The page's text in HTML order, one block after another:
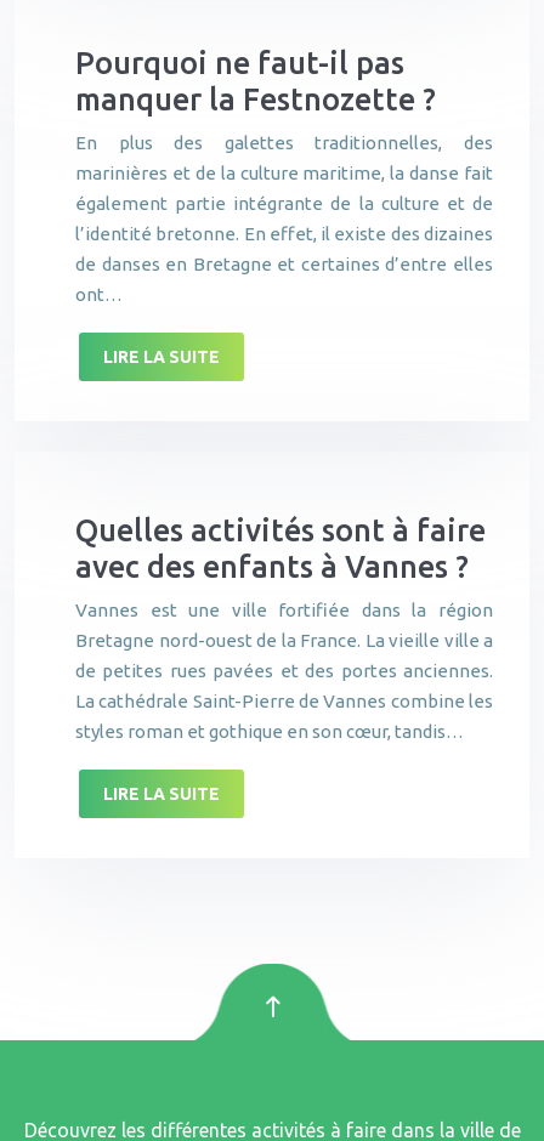
Pourquoi ne faut-il pas
manquer la Festnozette ?
En plus des galettes traditionnelles, des
marinières et de la culture maritime, la danse fait
également partie intégrante de la culture et de
l’identité bretonne. En effet, il existe des dizaines
de danses en Bretagne et certaines d’entre elles
ont…
LIRE LA SUITE
Quelles activités sont à faire
avec des enfants à Vannes ?
Vannes est une ville fortifiée dans la région
Bretagne nord-ouest de la France. La vieille ville a
de petites rues pavées et des portes anciennes.
La cathédrale Saint-Pierre de Vannes combine les
styles roman et gothique en son cœur, tandis…
LIRE LA SUITE
Découvrez les différentes activités à faire dans la ville de